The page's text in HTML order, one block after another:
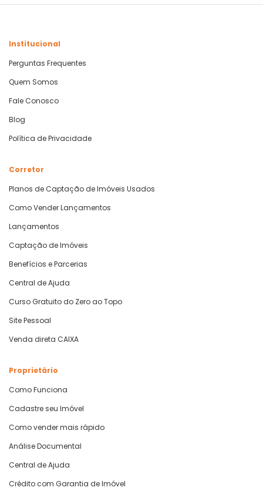
Institucional
Perguntas Frequentes
Quem Somos
Fale Conosco
Blog
Política de Privacidade
Corretor
Planos de Captação de Imóveis Usados
Como Vender Lançamentos
Lançamentos
Captação de Imóveis
Benefícios e Parcerias
Central de Ajuda
Curso Gratuito do Zero ao Topo
Site Pessoal
Venda direta CAIXA
Proprietário
Como Funciona
Cadastre seu Imóvel
Como vender mais rápido
Análise Documental
Central de Ajuda
Crédito com Garantia de Imóvel